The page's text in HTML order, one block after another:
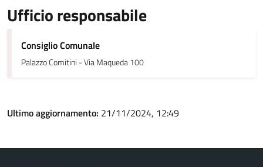
Ufficio responsabile
Consiglio Comunale
Palazzo Comitini - Via Maqueda 100
Ultimo aggiornamento: 21/11/2024, 12:49